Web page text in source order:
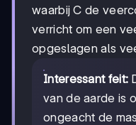
waarbij C de
verricht om een
opgeslagen als
Interessant feit:
van de aarde is
ongeacht de